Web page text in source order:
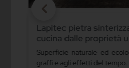
HIMACS è
di Lena Marie Emrich
La rivoluzionaria
ridefinisce i confini